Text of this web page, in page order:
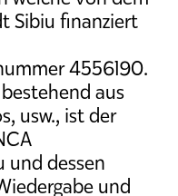
Sibiu finanziert
4556190.
aus
usw., ist der
und dessen
und